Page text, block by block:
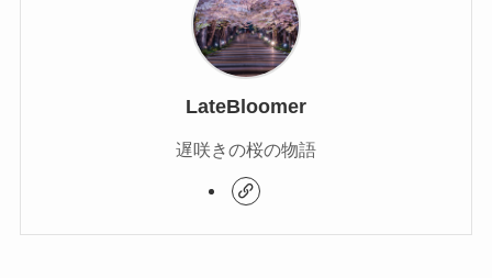
LateBloomer
遅咲きの桜の物語